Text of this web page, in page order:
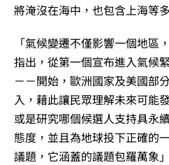
將淹沒在海中，也包含上海等
「氣候變遷不僅影響一個地區
指出，從第一個宣布進入氣候
－－開始，歐洲國家及美國部
入，藉此讓民眾理解未來可能
或是研究哪個候選人支持具永
態度，並且為地球投下正確的
議題，它涵蓋的議題包羅萬象